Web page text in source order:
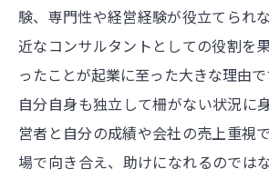
験、専門性や経営経験が役立てられ
近なコンサルタントとしての役割を
ったことが起業に至った大きな理由で
自分自身も独立して柵がない状況に
営者と自分の成績や会社の売上重視
場で向き合え、助けになれるのでは